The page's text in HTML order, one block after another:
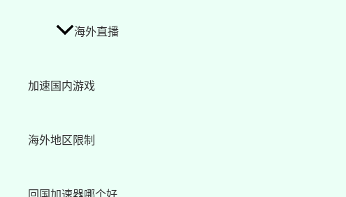
海外直播
加速国内游戏
海外地区限制
回国加速器哪个好